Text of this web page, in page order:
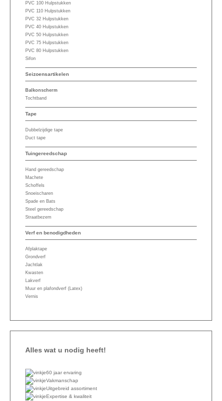
PVC 100 Hulpstukken
PVC 110 Hulpstukken
PVC 32 Hulpstukken
PVC 40 Hulpstukken
PVC 50 Hulpstukken
PVC 75 Hulpstukken
PVC 80 Hulpstukken
Sifon
Seizoensartikelen
Balkonscherm
Tochtband
Tape
Dubbelzijdige tape
Duct tape
Tuingereedschap
Hand gereedschap
Machete
Schoffels
Snoeischaren
Spade en Bats
Steel gereedschap
Straatbezem
Verf en benodigdheden
Afplaktape
Grondverf
Jachtlak
Kwasten
Lakverf
Muur en plafondverf (Latex)
Vernis
Alles wat u nodig heeft!
60 jaar ervaring
Vakmanschap
Uitgebreid assortiment
Expertise & kwaliteit